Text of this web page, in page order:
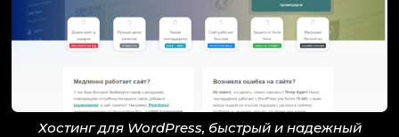
Хостинг для WordPress, быстрый и надежный